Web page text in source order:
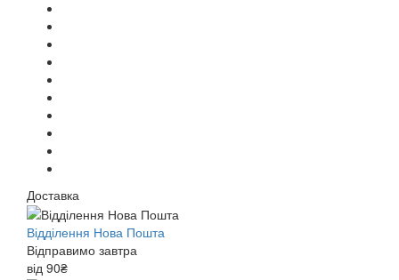
Доставка
Відділення Нова Пошта
Відправимо завтра
від 90₴